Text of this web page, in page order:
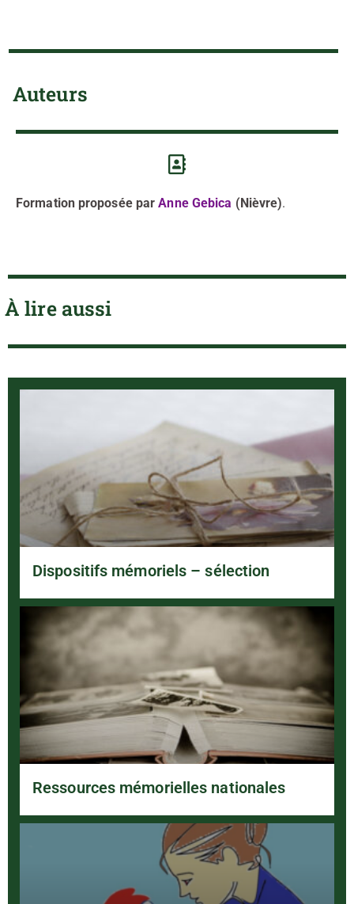
Auteurs
Formation proposée par Anne Gebica (Nièvre).
À lire aussi
Dispositifs mémoriels – sélection
Ressources mémorielles nationales